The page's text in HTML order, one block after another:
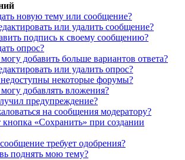
новую тему или сообщение?
или удалить сообщение?
подпись к своему сообщению?
опрос?
добавить больше вариантов ответа?
или удалить опрос?
некоторые форумы?
добавлять вложения?
предупреждение?
на сообщения модератору?
кнопка «Сохранить» при создании
требует одобрения?
поднять мою тему?